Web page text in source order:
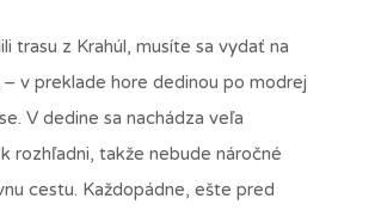
trasu z Krahúl, musíte sa vydať na
v preklade hore dedinou po modrej
V dedine sa nachádza veľa
rozhľadni, takže nebude náročné
cestu. Každopádne, ešte pred